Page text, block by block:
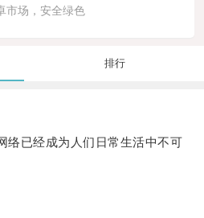
市场，安全绿色
排行
已经成为人们日常生活中不可